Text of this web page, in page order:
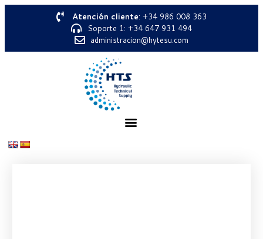
Atención cliente: +34 986 008 363
Soporte 1: +34 647 931 494
administracion@hytesu.com